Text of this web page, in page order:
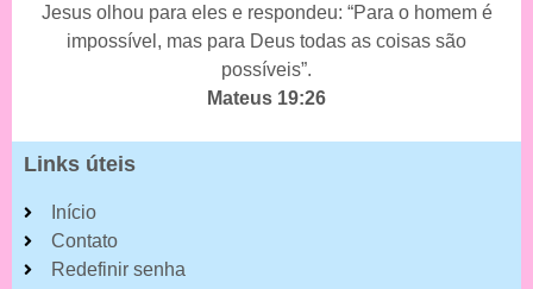
Jesus olhou para eles e respondeu: “Para o homem é
impossível, mas para Deus todas as coisas são
possíveis”.
Mateus 19:26
Links úteis
Início
Contato
Redefinir senha